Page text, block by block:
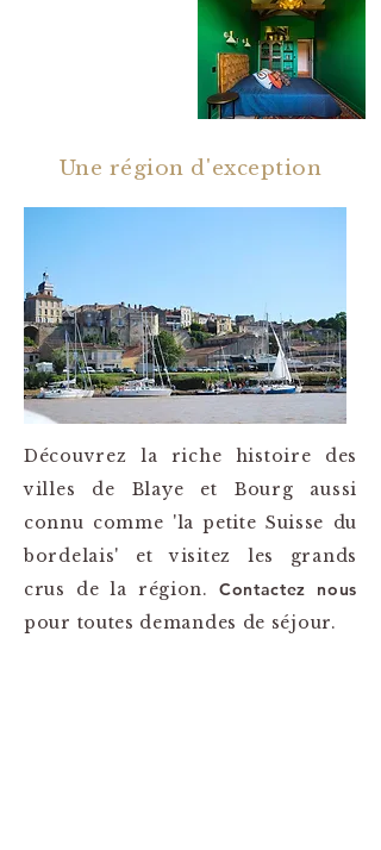
Une région d'exception
Découvrez la riche histoire des
villes de Blaye et Bourg aussi
connu comme 'la petite Suisse du
bordelais' et visitez les grands
crus de la région. Contactez nous
pour toutes demandes de séjour.